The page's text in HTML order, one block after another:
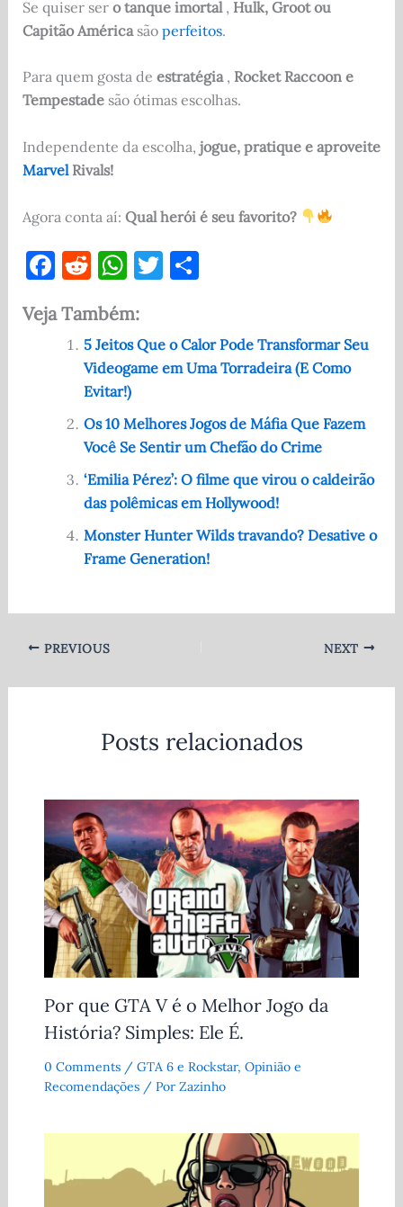
Se quiser ser o tanque imortal, Hulk, Groot ou
Capitão Américasão perfeitos.
Para quem gosta de estratégia, Rocket Raccoon e
Tempestadesão ótimas escolhas.
Independente da escolha, jogue, pratique e aproveite
MarvelRivals!
Agora conta aí: Qual herói é seu favorito?
F
c
e
o
o
k
R
d
di
t
W
at
s
A
p
p
T
te
r
S
e
Veja Também:
5 Jeitos Que o Calor Pode Transformar Seu
Videogame em Uma Torradeira (E Como
Evitar!)
Os 10 Melhores Jogos de Máfia Que Fazem
Você Se Sentir um Chefão do Crime
‘Emilia Pérez’: O filme que virou o caldeirão
das polêmicas em Hollywood!
Monster Hunter Wilds travando? Desative o
Frame Generation!
PREVIOUS NEXT
Posts relacionados
Por que GTA V é o Melhor Jogo da
História? Simples: Ele É.
0 Comments / GTA 6 e Rockstar, Opinião e
Recomendações/ Por Zazinho